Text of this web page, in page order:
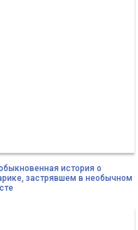
история о
застрявшем в необычном